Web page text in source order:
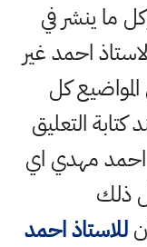
ما ينشر في
احمد غير
كل
التعليق
احمد مهدي اي
ذلك
للاستاذ احمد